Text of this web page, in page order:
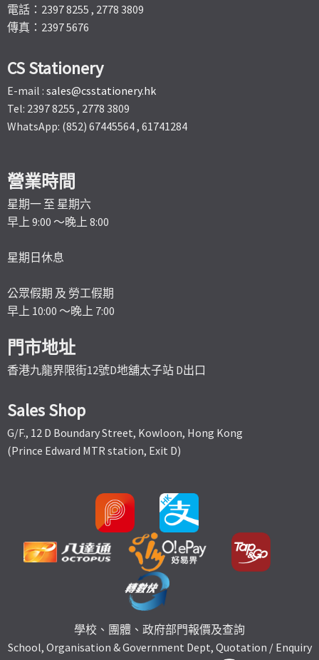
電話：2397 8255 , 2778 3809
傳真：2397 5676
CS Stationery
E-mail : sales@csstationery.hk
Tel: 2397 8255 , 2778 3809
WhatsApp: (852) 67445564 , 61741284
營業時間
星期一 至 星期六
早上 9:00 ～晚上 8:00
星期日休息
公眾假期 及 勞工假期
早上 10:00 ～晚上 7:00
門市地址
香港九龍界限街12號D地舖太子站 D出口
Sales Shop
G/F., 12 D Boundary Street, Kowloon, Hong Kong
(Prince Edward MTR station, Exit D)
學校、團體、政府部門報價及查詢
School, Organisation & Government Dept, Quotation / Enquiry